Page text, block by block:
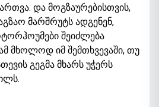
და მოგზაურებისთვის,
მარშრუტს ადგენენ,
შეიძლება
მხოლოდ იმ შემთხვევაში, თუ
გეგმა მხარს უჭერს